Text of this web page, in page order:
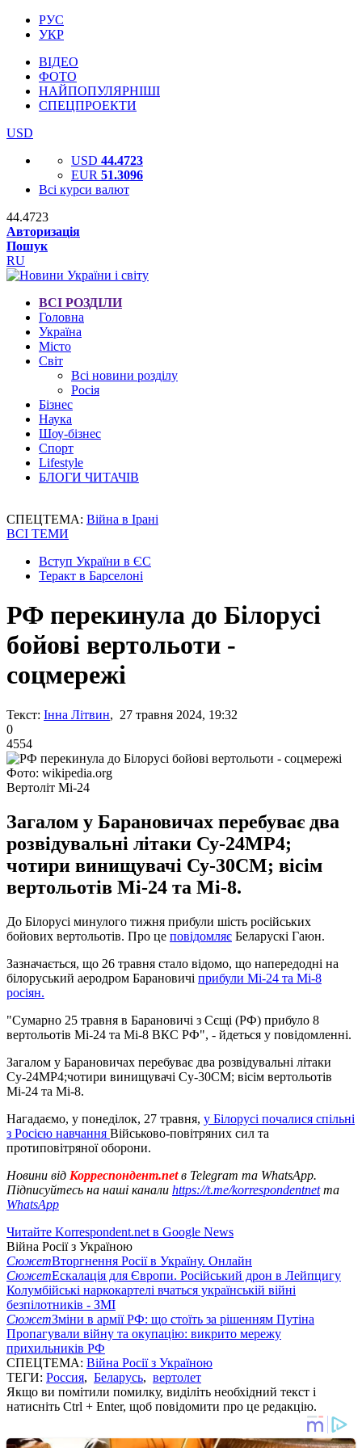
РУС
УКР
ВІДЕО
ФОТО
НАЙПОПУЛЯРНІШІ
СПЕЦПРОЕКТИ
USD
USD 44.4723
EUR 51.3096
Всі курси валют
44.4723
Авторизація
Пошук
RU
ВСІ РОЗДІЛИ
Головна
Україна
Місто
Світ
Всі новини розділу
Росія
Бізнес
Наука
Шоу-бізнес
Спорт
Lifestyle
БЛОГИ ЧИТАЧІВ
СПЕЦТЕМА: Війна в Ірані
ВСІ ТЕМИ
Вступ України в ЄС
Теракт в Барселоні
РФ перекинула до Білорусі
бойові вертольоти -
соцмережі
Текст: Інна Літвин, 27 травня 2024, 19:32
0
4554
Фото: wikipedia.org
Вертоліт Мі-24
Загалом у Барановичах перебуває два
розвідувальні літаки Су-24МР4;
чотири винищувачі Су-30СМ; вісім
вертольотів Мі-24 та Мі-8.
До Білорусі минулого тижня прибули шість російських
бойових вертольотів. Про це повідомляє Беларускі Гаюн.
Зазначається, що 26 травня стало відомо, що напередодні на
білоруський аеродром Барановичі прибули Мі-24 та Мі-8
росіян.
"Сумарно 25 травня в Барановичі з Сєщі (РФ) прибуло 8
вертольотів Мі-24 та Мі-8 ВКС РФ", - йдеться у повідомленні.
Загалом у Барановичах перебуває два розвідувальні літаки
Су-24МР4;чотири винищувачі Су-30СМ; вісім вертольотів
Мі-24 та Мі-8.
Нагадаємо, у понеділок, 27 травня, у Білорусі почалися спільні
з Росією навчання Військово-повітряних сил та
протиповітряної оборони.
Новини від Корреспондент.netв Telegram та WhatsApp.
Підписуйтесь на наші канали https://t.me/korrespondentnetта
WhatsApp
Читайте Korrespondent.net в Google News
Війна Росії з Україною
СюжетВторгнення Росії в Україну. Онлайн
СюжетЕскалація для Європи. Російський дрон в Лейпцигу
Колумбійські наркокартелі вчаться українській війні
безпілотників - ЗМІ
СюжетЗміни в армії РФ: що стоїть за рішенням Путіна
Пропагували війну та окупацію: викрито мережу
прихильників РФ
СПЕЦТЕМА: Війна Росії з Україною
ТЕГИ: Россия, Беларусь, вертолет
Якщо ви помітили помилку, виділіть необхідний текст і
натисніть Ctrl + Enter, щоб повідомити про це редакцію.